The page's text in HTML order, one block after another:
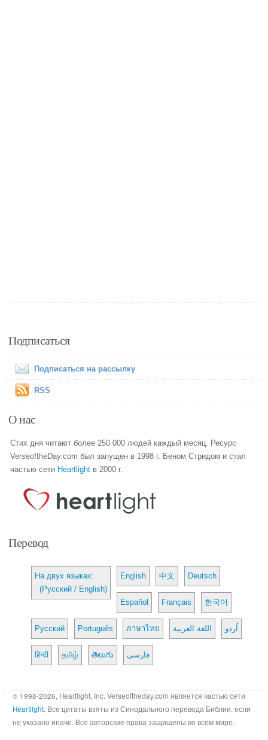
Подписаться
Подписаться на рассылку
RSS
О нас
Стих дня читают более 250 000 людей каждый месяц. Ресурс
VerseoftheDay.com был запущен в 1998 г. Беном Стридом и стал
частью сети Heartlight в 2000 г.
Перевод
На двух языках:
(Русский / English)
English 中文 Deutsch
Español Français 한국어
Русский Português ภาษาไทย اللغة العربية اُردو
हिन्दी தமிழ் తెలుగు فارسی
© 1998-2026, Heartlight, Inc. Verseoftheday.com является частью сети
Heartlight. Все цитаты взяты из Синодального перевода Библии, если
не указано иначе. Все авторские права защищены во всем мире.